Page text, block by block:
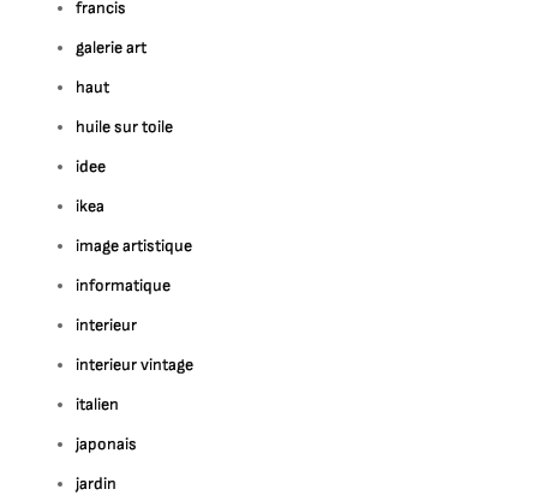
francis
galerie art
haut
huile sur toile
idee
ikea
image artistique
informatique
interieur
interieur vintage
italien
japonais
jardin